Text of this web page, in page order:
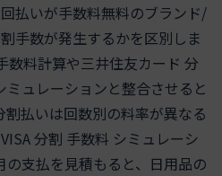
払いが手数料無料のブランド/
手数が発生するかを区別しま
数料計算や三井住友カード 分
ュレーションと整合させると
割払いは回数別の料率が異なる
分割 手数料 シミュレーシ
の支払を見積もると、日用品の